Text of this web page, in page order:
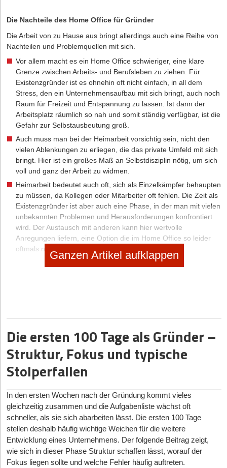
Die Nachteile des Home Office für Gründer
Die Arbeit von zu Hause aus bringt allerdings auch eine Reihe von
Nachteilen und Problemquellen mit sich.
Vor allem macht es ein Home Office schwieriger, eine klare
Grenze zwischen Arbeits- und Berufsleben zu ziehen. Für
Existenzgründer ist es ohnehin oft nicht einfach, in all dem
Stress, den ein Unternehmensaufbau mit sich bringt, auch noch
Raum für Freizeit und Entspannung zu lassen. Ist dann der
Arbeitsplatz räumlich so nah und somit ständig verfügbar, ist die
Gefahr zur Selbstausbeutung groß.
Auch muss man bei der Heimarbeit vorsichtig sein, nicht den
vielen Ablenkungen zu erliegen, die das private Umfeld mit sich
bringt. Hier ist ein großes Maß an Selbstdisziplin nötig, um sich
voll und ganz der Arbeit zu widmen.
Heimarbeit bedeutet auch oft, sich als Einzelkämpfer behaupten
zu müssen, da Kollegen oder Mitarbeiter oft fehlen. Die Zeit als
Existenzgründer ist aber auch eine Phase, in der man mit vielen
unbekannten Problemen und Herausforderungen konfrontiert
wird. Der Austausch mit anderen kann hier wertvolle
Anregungen liefern, eine Option die im Home Office so leider
oftmals nicht besteht.
Auch muss nicht jeden Tag geld- und zeitaufwändig zum Büro
gependelt werden. Gerade in der Startphase einer
Unternehmensgründung, sind diese Kosten- und
Zeitersparnisse nicht zu unterschätzen.
Möglichkeit, die Unternehmensentwicklung bequem von zu
Hause aus, neben dem Hauptberuf, voranzutreiben.
Ein weiterer Vorteil, den das Arbeiten von zu Hause aus bietet,
ist die flexible Zeiteinteilung. Heimarbeit macht es möglich,
selbst zu entscheiden, wann man welche Aufgaben angeht.
Dadurch wird es für Gründer möglich, ihre Arbeitszeiten besser
um den Alltag herum zu planen. Das macht beispielsweise auch
Ganzen Artikel aufklappen
Die ersten 100 Tage als Gründer –
Struktur, Fokus und typische
Stolperfallen
In den ersten Wochen nach der Gründung kommt vieles
gleichzeitig zusammen und die Aufgabenliste wächst oft
schneller, als sie sich abarbeiten lässt. Die ersten 100 Tage
stellen deshalb häufig wichtige Weichen für die weitere
Entwicklung eines Unternehmens. Der folgende Beitrag zeigt,
wie sich in dieser Phase Struktur schaffen lässt, worauf der
Fokus liegen sollte und welche Fehler häufig auftreten.